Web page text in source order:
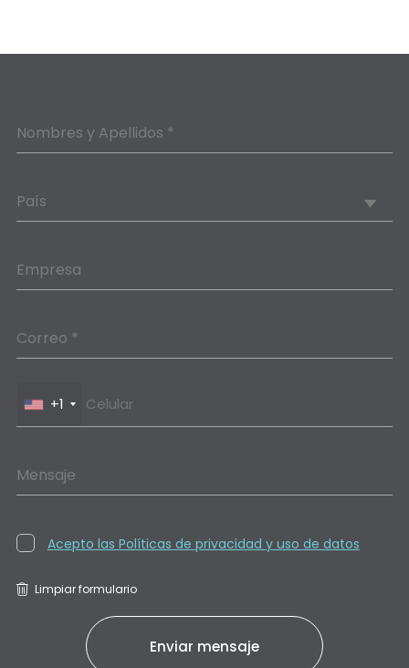
Nombres y Apellidos *
País
Empresa
Correo *
+1
Mensaje
Acepto las Políticas de privacidad y uso de datos
Limpiar formulario